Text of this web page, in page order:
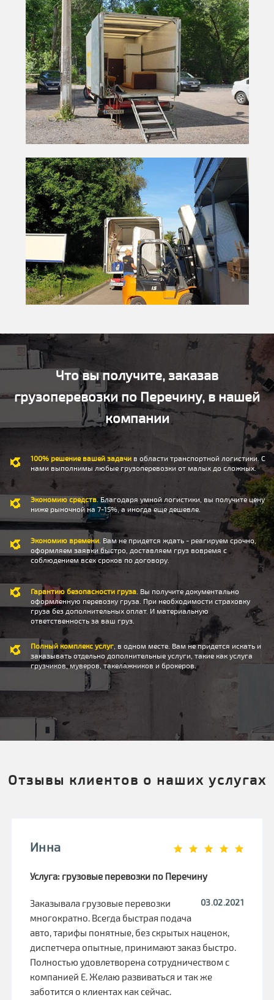
Что вы получите, заказав
грузоперевозки по Перечину, в нашей
компании
100% решение вашей задачи в области транспортной логистики. С
нами выполнимы любые грузоперевозки от малых до сложных.
Экономию средств. Благодаря умной логистики, вы получите цену
ниже рыночной на 7-15%, а иногда еще дешевле.
Экономию времени . Вам не придется ждать - реагируем срочно,
оформляем заявки быстро, доставляем груз вовремя с
соблюдением всех сроков по договору.
Гарантию безопасности груза . Вы получите документально
оформленную перевозку груза. При необходимости страховку
груза без дополнительных оплат. И материальную
ответственность за ваш груз.
Полный комплекс услуг , в одном месте. Вам не придется искать и
заказывать отдельно дополнительные услуги, такие как услуга
грузчиков, муверов, такелажников и брокеров.
Отзывы клиентов о наших услугах
Инна
Услуга: грузовые перевозки по Перечину
03.02.2021
Заказывала грузовые перевозки
многократно. Всегда быстрая подача
авто, тарифы понятные, без скрытых наценок,
диспетчера опытные, принимают заказ быстро.
Полностью удовлетворена сотрудничеством с
компанией Е. Желаю развиваться и так же
заботится о клиентах как сейчас.